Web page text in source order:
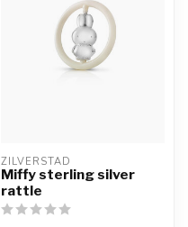
ZILVERSTAD
Miffy sterling silver
rattle